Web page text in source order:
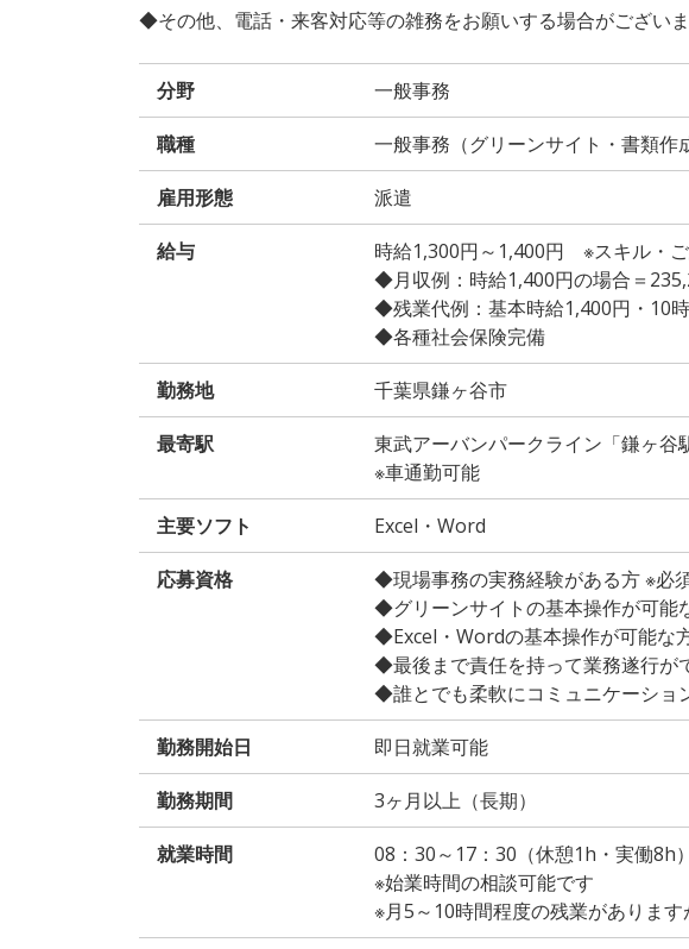
◆その他、電話・来客対応等の雑務をお願いする場合がござい
分野 一般事務
職種 一般事務（グリーンサイト・書類作
雇用形態 派遣
給与
時給1,300円～1,400円 ※スキル・
◆月収例：時給1,400円の場合＝
◆残業代例：基本時給1,400円・10
◆各種社会保険完備
勤務地 千葉県鎌ヶ谷市
最寄駅
東武アーバンパークライン「鎌ヶ谷
※車通勤可能
主要ソフト Excel・Word
応募資格
◆現場事務の実務経験がある方 ※必
◆グリーンサイトの基本操作が可能
◆Excel・Wordの基本操作が可能な
◆最後まで責任を持って業務遂行が
◆誰とでも柔軟にコミュニケーショ
勤務開始日 即日就業可能
勤務期間 3ヶ月以上（長期）
就業時間
08：30～17：30（休憩1h・実働8h）
※始業時間の相談可能です
※月5～10時間程度の残業がありま